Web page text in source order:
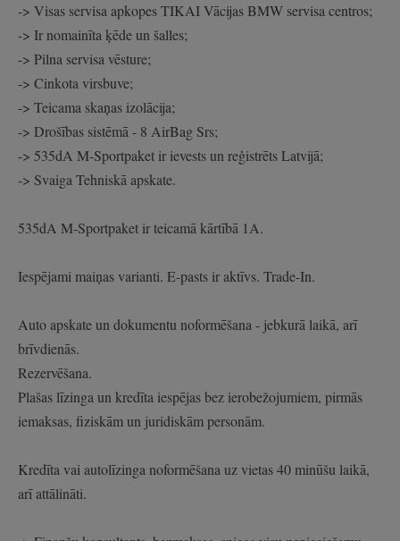
-> Visas servisa apkopes TIKAI Vācijas BMW servisa centros;
-> Ir nomainīta ķēde un šalles;
-> Pilna servisa vēsture;
-> Cinkota virsbuve;
-> Teicama skaņas izolācija;
-> Drošības sistēmā - 8 AirBag Srs;
-> 535dA M-Sportpaket ir ievests un reģistrēts Latvijā;
-> Svaiga Tehniskā apskate.
535dA M-Sportpaket ir teicamā kārtībā 1A.
Iespējami maiņas varianti. E-pasts ir aktīvs. Trade-In.
Auto apskate un dokumentu noformēšana - jebkurā laikā, arī
brīvdienās.
Rezervēšana.
Plašas līzinga un kredīta iespējas bez ierobežojumiem, pirmās
iemaksas, fiziskām un juridiskām personām.
Kredīta vai autolīzinga noformēšana uz vietas 40 minūšu laikā,
arī attālināti.